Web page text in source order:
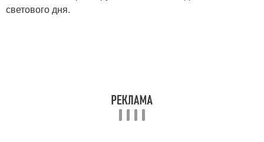
светового дня.